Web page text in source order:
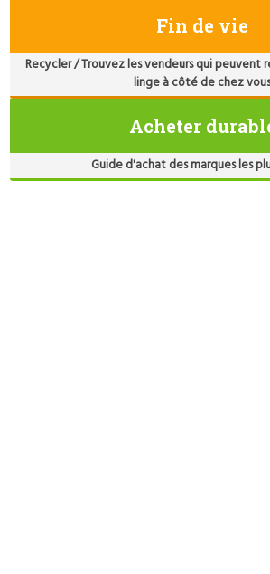
Fin de vie
Recycler / Trouvez les vendeurs qui peuvent
linge à côté de chez vous
Acheter
Guide d'achat des marques les